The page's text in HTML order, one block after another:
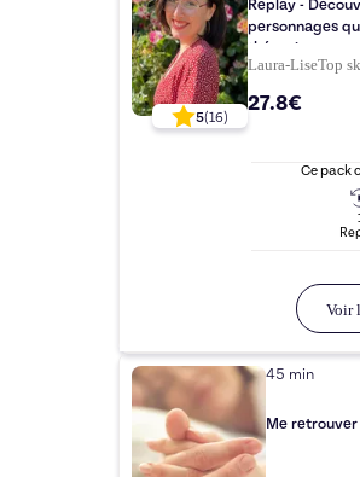
5(16)
Replay -
personnages
thérapie..
Laura-LiseTop
27.8€
Ce pack
Voir
45 min
Me